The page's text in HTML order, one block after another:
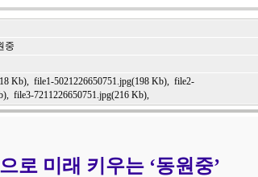
중
Kb), file1-5021226650751.jpg(198 Kb), file2-
, file3-7211226650751.jpg(216 Kb),
로 미래 키우는 ‘동원중’